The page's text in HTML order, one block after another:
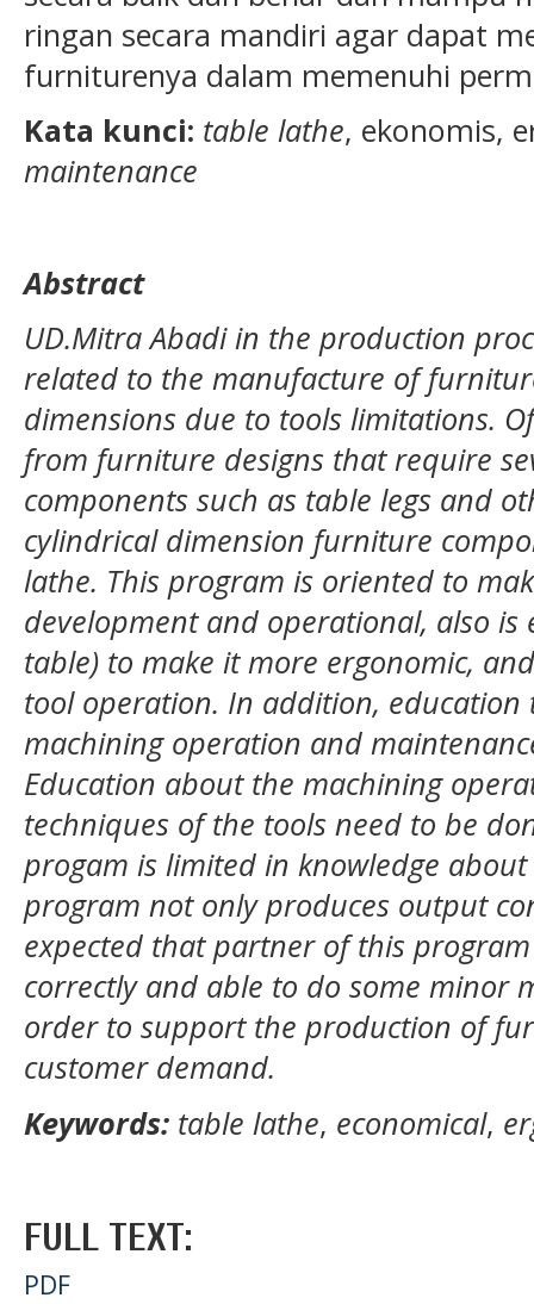
ringan secara mandiri agar dapat
furniturenya dalam memenuhi
Kata kunci: table lathe, ekonomis,
maintenance
Abstract
UD.Mitra Abadi in the production
related to the manufacture of
dimensions due to tools limitations.
from furniture designs that require
components such as table legs and
cylindrical dimension furniture
lathe. This program is oriented to
development and operational, also
table) to make it more ergonomic,
tool operation. In addition,
machining operation and
Education about the machining
techniques of the tools need to be
progam is limited in knowledge
program not only produces output
expected that partner of this
correctly and able to do some minor
order to support the production of
customer demand.
Keywords: table lathe, economical,
FULL TEXT:
PDF